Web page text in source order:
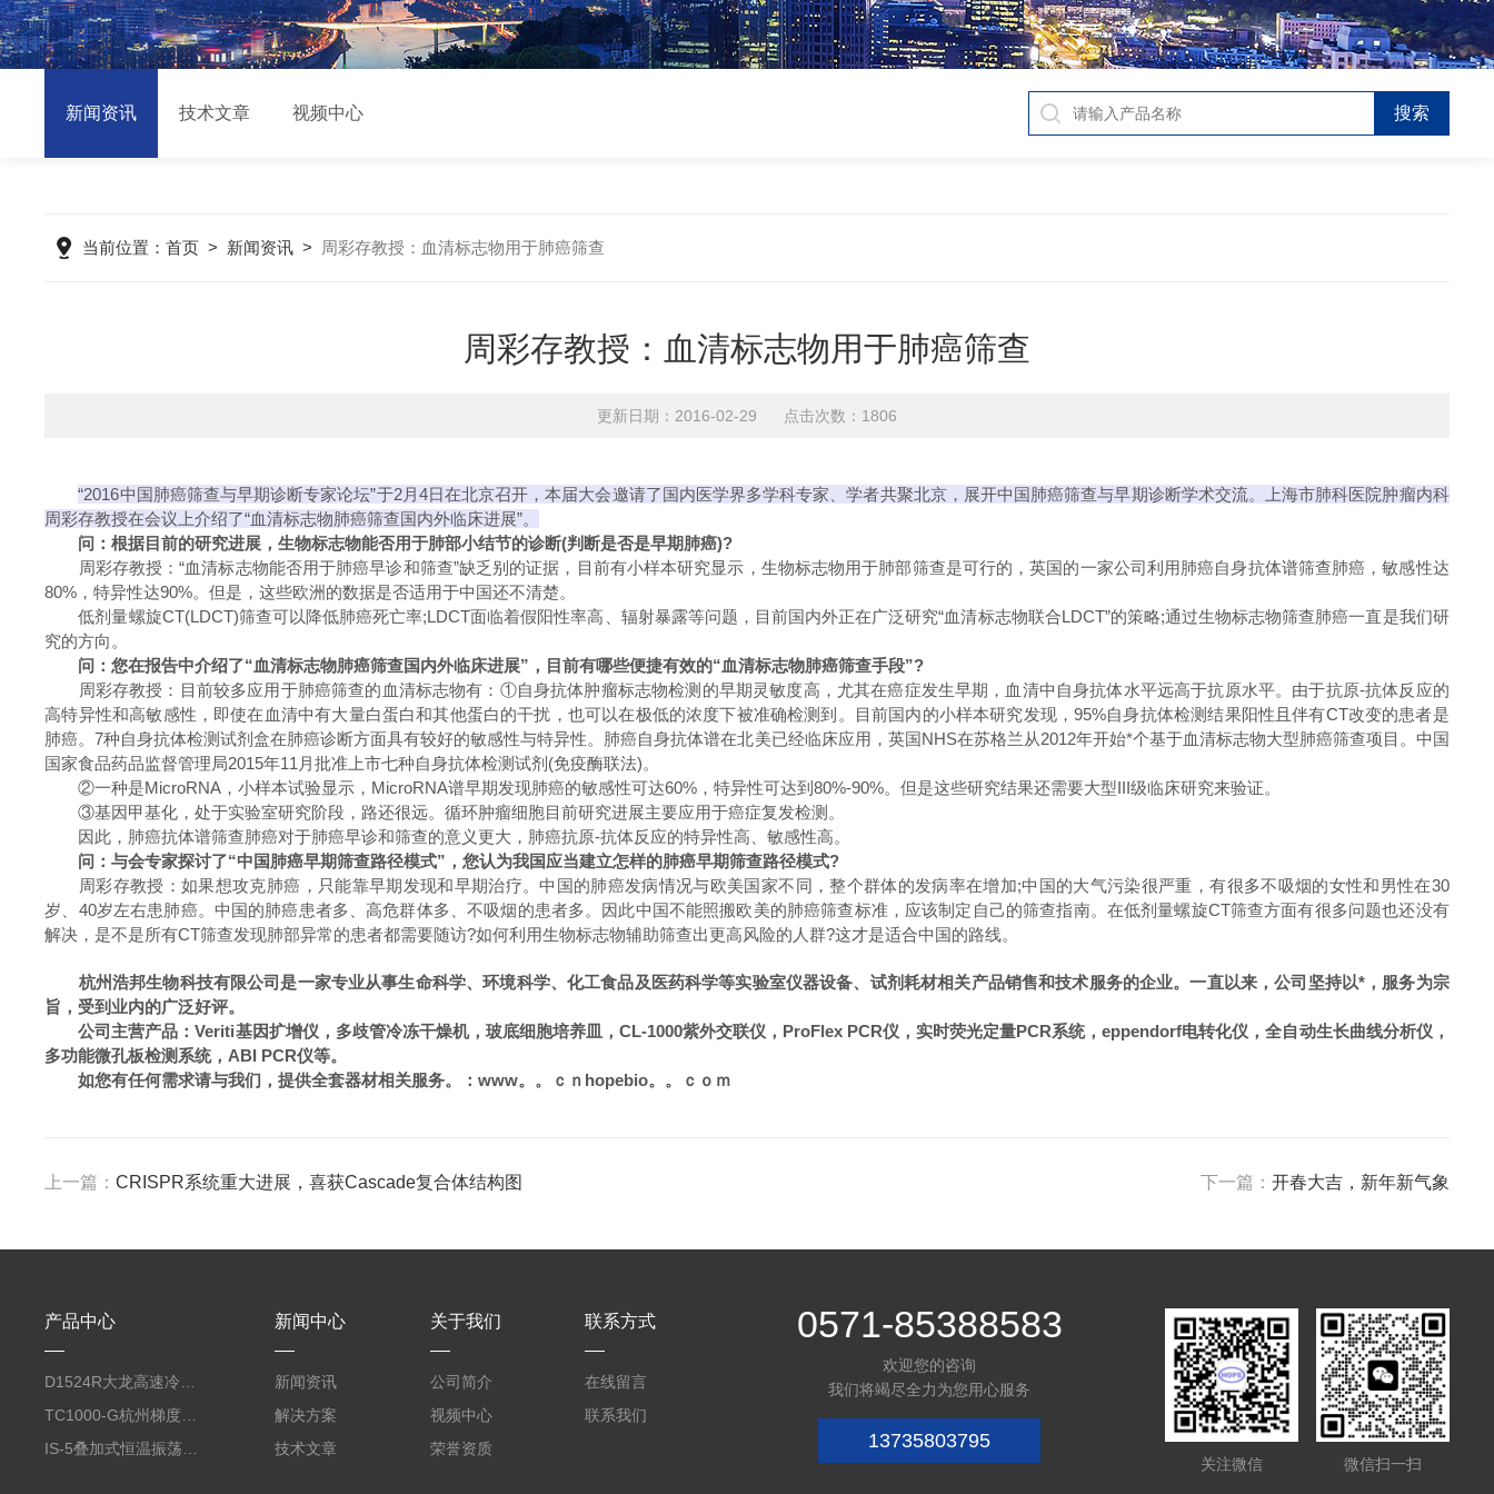
新闻资讯 技术文章 视频中心
当前位置：首页 > 新闻资讯 > 周彩存教授：血清标志物用于肺癌筛查
周彩存教授：血清标志物用于肺癌筛查
更新日期：2016-02-29 点击次数：1806
“2016中国肺癌筛查与早期诊断专家论坛”于2月4日在北京召开，本届大会邀请了国内医学界多学科专家、学者共聚北京，展开中国肺癌筛查与早期诊断学术交流。上海市肺科医院肿瘤内科
周彩存教授在会议上介绍了“血清标志物肺癌筛查国内外临床进展”。
问：根据目前的研究进展，生物标志物能否用于肺部小结节的诊断(判断是否是早期肺癌)?
周彩存教授：“血清标志物能否用于肺癌早诊和筛查”缺乏别的证据，目前有小样本研究显示，生物标志物用于肺部筛查是可行的，英国的一家公司利用肺癌自身抗体谱筛查肺癌，敏感性达
80%，特异性达90%。但是，这些欧洲的数据是否适用于中国还不清楚。
低剂量螺旋CT(LDCT)筛查可以降低肺癌死亡率;LDCT面临着假阳性率高、辐射暴露等问题，目前国内外正在广泛研究“血清标志物联合LDCT”的策略;通过生物标志物筛查肺癌一直是我们研
究的方向。
问：您在报告中介绍了“血清标志物肺癌筛查国内外临床进展”，目前有哪些便捷有效的“血清标志物肺癌筛查手段”?
周彩存教授：目前较多应用于肺癌筛查的血清标志物有：①自身抗体肿瘤标志物检测的早期灵敏度高，尤其在癌症发生早期，血清中自身抗体水平远高于抗原水平。由于抗原-抗体反应的
高特异性和高敏感性，即使在血清中有大量白蛋白和其他蛋白的干扰，也可以在极低的浓度下被准确检测到。目前国内的小样本研究发现，95%自身抗体检测结果阳性且伴有CT改变的患者是
肺癌。7种自身抗体检测试剂盒在肺癌诊断方面具有较好的敏感性与特异性。肺癌自身抗体谱在北美已经临床应用，英国NHS在苏格兰从2012年开始*个基于血清标志物大型肺癌筛查项目。中国
国家食品药品监督管理局2015年11月批准上市七种自身抗体检测试剂(免疫酶联法)。
②一种是MicroRNA，小样本试验显示，MicroRNA谱早期发现肺癌的敏感性可达60%，特异性可达到80%-90%。但是这些研究结果还需要大型III级临床研究来验证。
③基因甲基化，处于实验室研究阶段，路还很远。循环肿瘤细胞目前研究进展主要应用于癌症复发检测。
因此，肺癌抗体谱筛查肺癌对于肺癌早诊和筛查的意义更大，肺癌抗原-抗体反应的特异性高、敏感性高。
问：与会专家探讨了“中国肺癌早期筛查路径模式”，您认为我国应当建立怎样的肺癌早期筛查路径模式?
周彩存教授：如果想攻克肺癌，只能靠早期发现和早期治疗。中国的肺癌发病情况与欧美国家不同，整个群体的发病率在增加;中国的大气污染很严重，有很多不吸烟的女性和男性在30
岁、40岁左右患肺癌。中国的肺癌患者多、高危群体多、不吸烟的患者多。因此中国不能照搬欧美的肺癌筛查标准，应该制定自己的筛查指南。在低剂量螺旋CT筛查方面有很多问题也还没有
解决，是不是所有CT筛查发现肺部异常的患者都需要随访?如何利用生物标志物辅助筛查出更高风险的人群?这才是适合中国的路线。
杭州浩邦生物科技有限公司是一家专业从事生命科学、环境科学、化工食品及医药科学等实验室仪器设备、试剂耗材相关产品销售和技术服务的企业。一直以来，公司坚持以*，服务为宗
旨，受到业内的广泛好评。
公司主营产品：Veriti基因扩增仪，多歧管冷冻干燥机，玻底细胞培养皿，CL-1000紫外交联仪，ProFlex PCR仪，实时荧光定量PCR系统，eppendorf电转化仪，全自动生长曲线分析仪，
多功能微孔板检测系统，ABI PCR仪等。
如您有任何需求请与我们，提供全套器材相关服务。
：www。。ｃｎhopebio。。ｃｏｍ
上一篇：CRISPR系统重大进展，喜获Cascade复合体结构图 下一篇： 开春大吉，新年新气象
产品中心 新闻中心
新闻资讯
解决方案
技术文章
关于我们
公司简介
视频中心
荣誉资质
联系方式
在线留言
联系我们
0571-85388583
欢迎您的咨询
我们将竭尽全力为您用心服务
13735803795
关注微信 微信扫一扫